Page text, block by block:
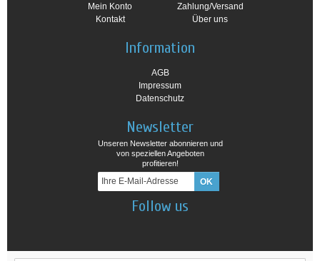
Mein Konto
Kontakt
Zahlung/Versand
Über uns
Information
AGB
Impressum
Datenschutz
Newsletter
Unseren Newsletter abonnieren und
von speziellen Angeboten
profitieren!
Follow us